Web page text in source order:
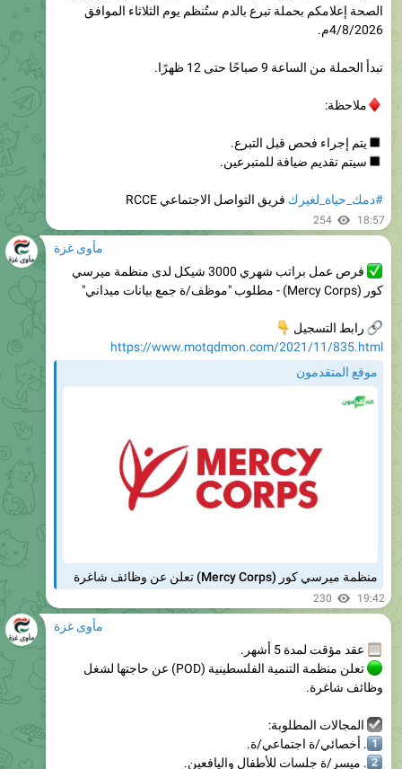
تبدأ الحملة من الساعة 9 صباحًا حتى 12 ظهرًا.
ملاحظة:
يتم إجراء فحص قبل التبرع.
#دمك_حياة_لغيركفريق التواصل الاجتماعي RCCE
فرص عمل براتب شهري 3000 شيكل لدى منظمة ميرسي
رابط التسجيل
موقع المتقدمون
19:42
مأوى غزة
عقد مؤقت لمدة 5 أشهر.
تعلن منظمة التنمية الفلسطينية (POD) عن حاجتها لشغل
وظائف شاغرة.
المجالات المطلوبة:
. ميسر/ة جلسات للأطفال واليافعين.
. منسق مشروع.